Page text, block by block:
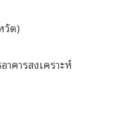
วัด)
คารสงเคราะห์